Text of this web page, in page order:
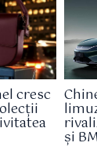
cresc
și